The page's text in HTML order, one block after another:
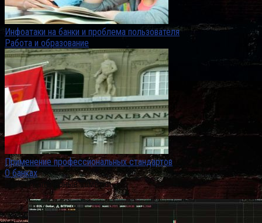
Инфоатаки на банки и проблема пользователя
Работа и образование
Применение профессиональных стандартов
О банках
Самые популярные заметки